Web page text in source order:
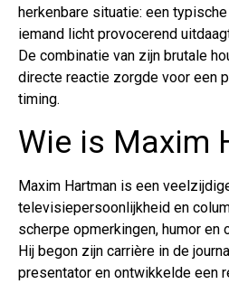
herkenbare situatie: een
iemand licht provocerend
De combinatie van zijn brutale
directe reactie zorgde voor een
timing.
Wie is Maxim
Maxim Hartman is een
televisiepersoonlijkheid en
scherpe opmerkingen, humor en
Hij begon zijn carrière in de
presentator en ontwikkelde een